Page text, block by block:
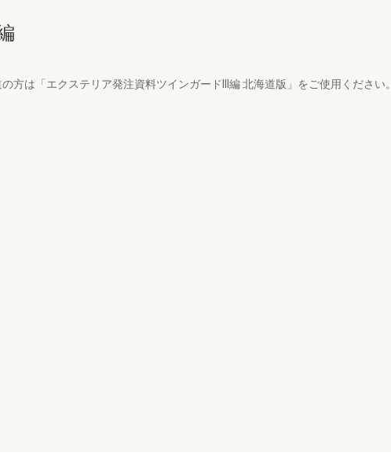
方は「エクステリア発注資料ツインガードIII編 北海道版」をご使用ください。